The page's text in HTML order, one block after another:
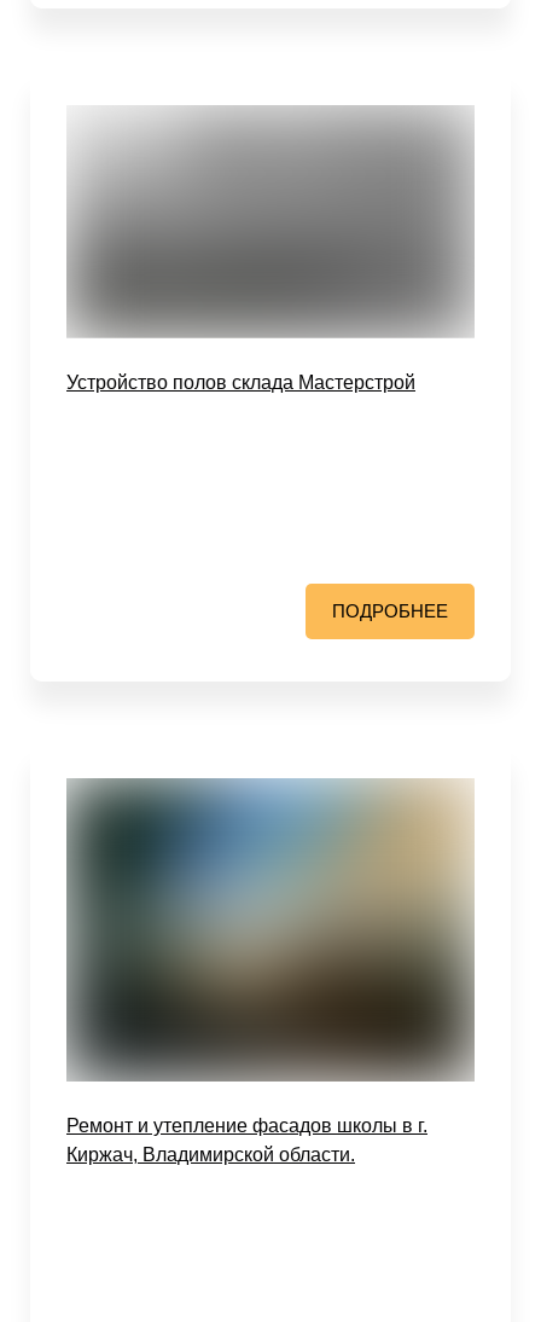
Устройство полов склада Мастерстрой
ПОДРОБНЕЕ
Ремонт и утепление фасадов школы в г.
Киржач, Владимирской области.